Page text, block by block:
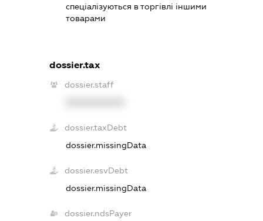
спеціалізуються в торгівлі іншими
товарами
dossier.tax
dossier.staff
dossier.taxDebt
dossier.missingData
dossier.esvDebt
dossier.missingData
dossier.ndsPayer